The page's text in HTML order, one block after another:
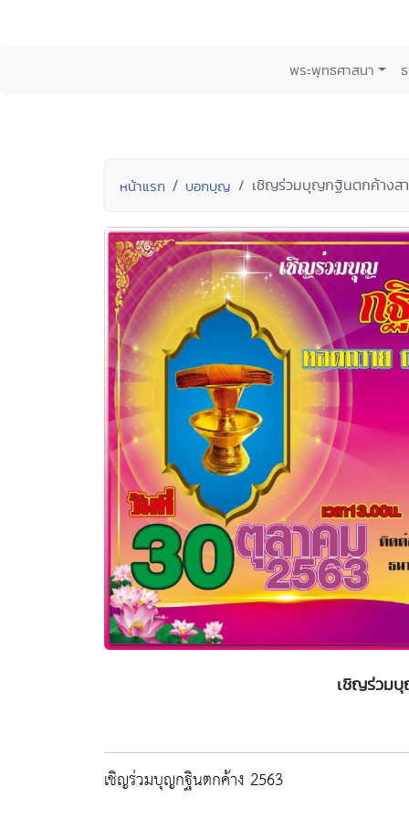
พระพุทธศาสนา
หน้าแรก บอกบุญ เชิญร่วมบุญกฐินตกค้างส
เชิญร่วม
เชิญร่วมบุญกฐินตกค้าง 2563